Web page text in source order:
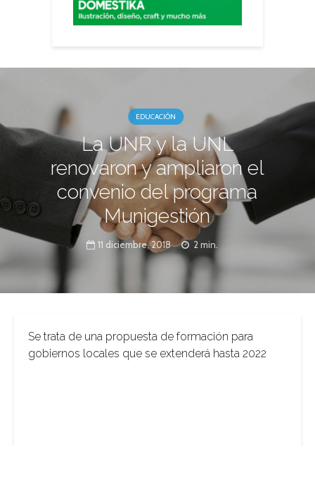
EDUCACIÓN
La UNR y la UNL
renovaron y ampliaron el
convenio del programa
Munigestión
11 diciembre, 2018 2 min.
Se trata de una propuesta de formación para
gobiernos locales que se extenderá hasta 2022